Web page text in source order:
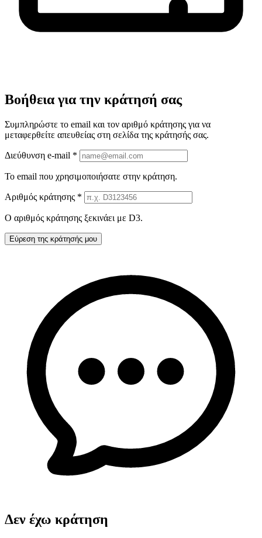
Βοήθεια για την κράτησή σας
Συμπληρώστε το email και τον αριθμό κράτησης για να
μεταφερθείτε απευθείας στη σελίδα της κράτησής σας.
Διεύθυνση e-mail *
Το email που χρησιμοποιήσατε στην κράτηση.
Αριθμός κράτησης *
Ο αριθμός κράτησης ξεκινάει με D3.
Εύρεση της κράτησής μου
Δεν έχω κράτηση